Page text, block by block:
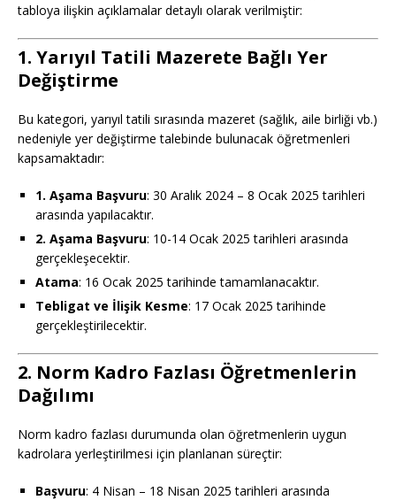
tabloya ilişkin açıklamalar detaylı olarak verilmiştir:
1. Yarıyıl Tatili Mazerete Bağlı Yer
Değiştirme
Bu kategori, yarıyıl tatili sırasında mazeret (sağlık, aile birliği vb.)
nedeniyle yer değiştirme talebinde bulunacak öğretmenleri
kapsamaktadır:
1. Aşama Başvuru: 30 Aralık 2024 – 8 Ocak 2025 tarihleri
arasında yapılacaktır.
2. Aşama Başvuru: 10-14 Ocak 2025 tarihleri arasında
gerçekleşecektir.
Atama: 16 Ocak 2025 tarihinde tamamlanacaktır.
Tebligat ve İlişik Kesme: 17 Ocak 2025 tarihinde
gerçekleştirilecektir.
2. Norm Kadro Fazlası Öğretmenlerin
Dağılımı
Norm kadro fazlası durumunda olan öğretmenlerin uygun
kadrolara yerleştirilmesi için planlanan süreçtir:
Başvuru: 4 Nisan – 18 Nisan 2025 tarihleri arasında